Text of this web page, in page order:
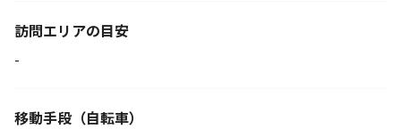
訪問エリアの目安
-
移動手段 （自転車）